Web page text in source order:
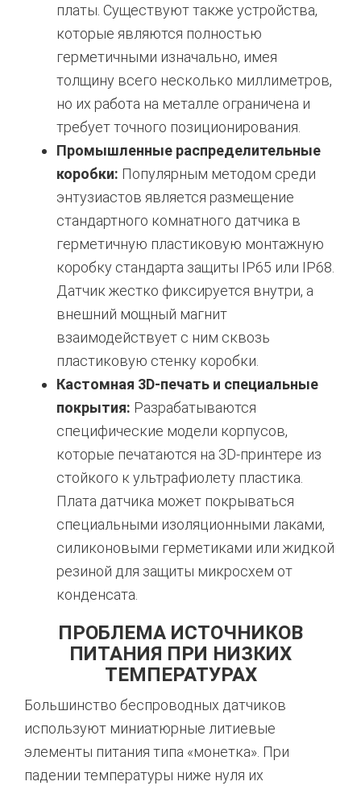
платы. Существуют также устройства,
которые являются полностью
герметичными изначально, имея
толщину всего несколько миллиметров,
но их работа на металле ограничена и
требует точного позиционирования.
Промышленные распределительные
коробки: Популярным методом среди
энтузиастов является размещение
стандартного комнатного датчика в
герметичную пластиковую монтажную
коробку стандарта защиты IP65 или IP68.
Датчик жестко фиксируется внутри, а
внешний мощный магнит
взаимодействует с ним сквозь
пластиковую стенку коробки.
Кастомная 3D-печать и специальные
покрытия: Разрабатываются
специфические модели корпусов,
которые печатаются на 3D-принтере из
стойкого к ультрафиолету пластика.
Плата датчика может покрываться
специальными изоляционными лаками,
силиконовыми герметиками или жидкой
резиной для защиты микросхем от
конденсата.
ПРОБЛЕМА ИСТОЧНИКОВ
ПИТАНИЯ ПРИ НИЗКИХ
ТЕМПЕРАТУРАХ
Большинство беспроводных датчиков
используют миниатюрные литиевые
элементы питания типа «монетка». При
падении температуры ниже нуля их